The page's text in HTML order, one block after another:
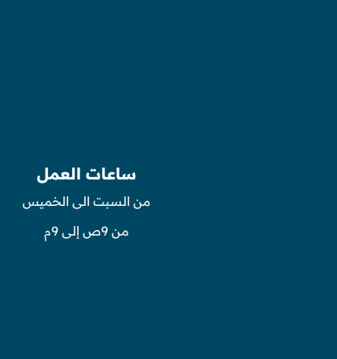
ساعات العمل
من السبت الى الخميس
من 9ص إلى 9م